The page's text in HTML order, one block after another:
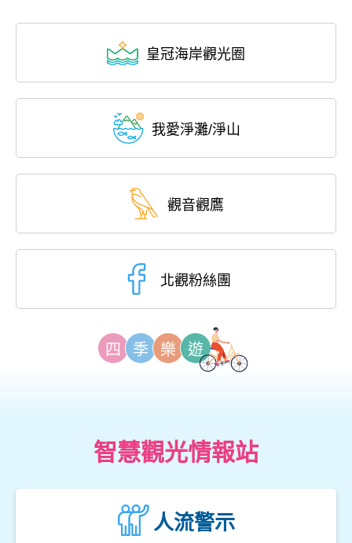
皇冠海岸觀光圈
我愛淨灘/淨山
觀音觀鷹
北觀粉絲團
四 季 樂 遊
智慧觀光情報站
人流警示